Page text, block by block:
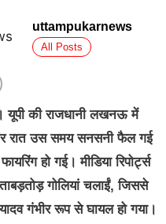
uttampukarnews
All Posts
की राजधानी लखनऊ में
रात उस समय सनसनी फैल गई
हो गई। मीडिया रिपोर्ट्स
गोलियां चलाईं, जिससे
गंभीर रूप से घायल हो गया।